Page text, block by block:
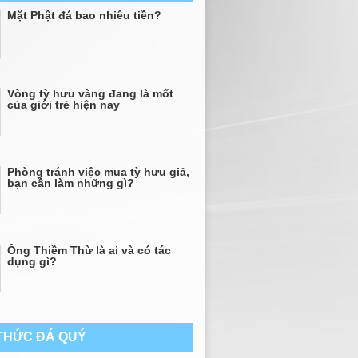
Mặt Phật đá bao nhiêu tiền?
Vòng tỳ hưu vàng đang là mốt
của giới trẻ hiện nay
Phòng tránh việc mua tỳ hưu giả,
bạn cần làm những gì?
Ông Thiềm Thừ là ai và có tác
dụng gì?
ĐÁ QUÝ